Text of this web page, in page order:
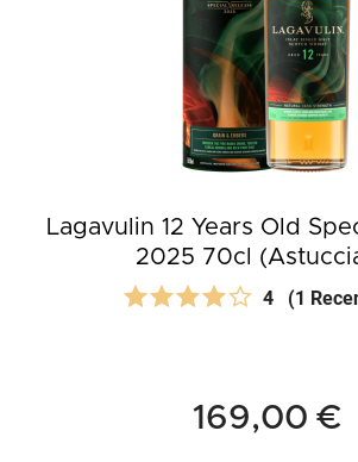
Lagavulin 12 Years Old
2025 70cl
4 (1
169,00 €